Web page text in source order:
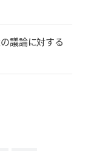
議論に対する